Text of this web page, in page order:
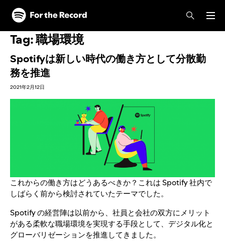
Tag:職場環境
Spotifyは新しい時代の働き方として分散勤
務を推進
2021年2月12日
これからの働き方はどうあるべきか？これは Spotify 社内で
しばらく前から検討されていたテーマでした。
Spotify の経営陣は以前から、社員と会社の双方にメリット
がある柔軟な職場環境を実現する手段として、デジタル化と
グローバリゼーションを推進してきました。